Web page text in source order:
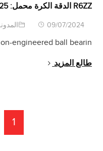
R6ZZ الدقة الكرة محمل: 9.525*22.225*5.558
09/07/2024
engineered ball bearin
طالع المزيد
1